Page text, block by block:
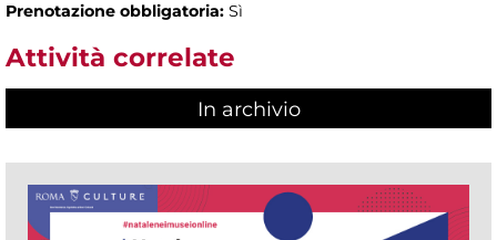
Prenotazione obbligatoria: Sì
Attività correlate
In archivio